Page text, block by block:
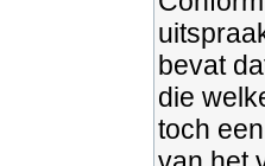
bevat
die
toch